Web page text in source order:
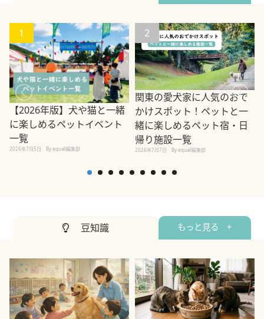
1
【2026年版】犬や猫と一緒
に楽しめるペットイベント
一覧
2026年7月5日 By equall編集部
2
関東の愛犬家に人気のおで
かけスポット！ペットと一
緒に楽しめるペット宿・日
帰り施設一覧
2026年7月7日 By equall編集部
豆知識 もっと見る +